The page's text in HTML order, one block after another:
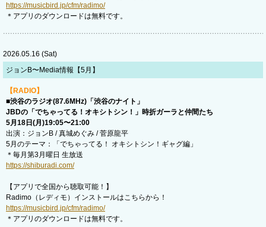
https://musicbird.jp/cfm/radimo/
＊アプリのダウンロードは無料です。
2026.05.16 (Sat)
ジョンB〜Media情報【5月】
【RADIO】
■渋谷のラジオ(87.6MHz)「渋谷のナイト」
JBDの「でちゃってる！オキシトシン！」時折ガーラと仲間たち
5月18日(月)19:05〜21:00
出演：ジョンB / 真城めぐみ / 菅原龍平
5月のテーマ：「でちゃってる！ オキシトシン！ギャグ編」
＊毎月第3月曜日 生放送
https://shiburadi.com/
【アプリで全国から聴取可能！】
Radimo（レディモ）インストールはこちらから！
https://musicbird.jp/cfm/radimo/
＊アプリのダウンロードは無料です。